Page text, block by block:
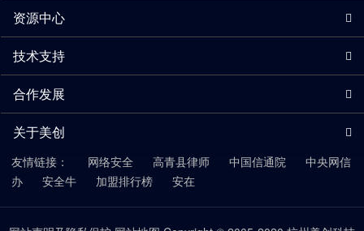
资源中心
技术支持
合作发展
关于美创
友情链接： 网络安全 高青县律师 中国信通院
中央网信
办
安全牛 加盟排行榜 安在